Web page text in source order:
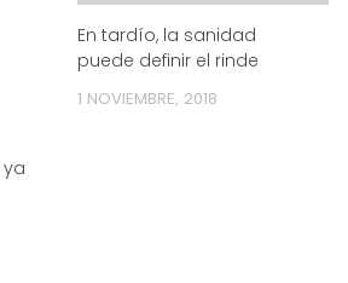
En tardío, la sanidad
puede definir el rinde
1 NOVIEMBRE, 2018